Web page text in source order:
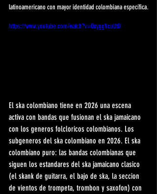
latinoamericano con mayor identidad colombiana específica.
https://www.youtube.com/watch?v=QayggVcuUtQ
El ska colombiano tiene en 2026 una escena
activa con bandas que fusionan el ska jamaicano
con los generos folcloricos colombianos. Los
subgeneros del ska colombiano en 2026. El ska
colombiano puro: las bandas colombianas que
siguen los estandares del ska jamaicano clasico
(el skank de guitarra, el bajo de ska, la seccion
de vientos de trompeta, trombon y saxofon) con